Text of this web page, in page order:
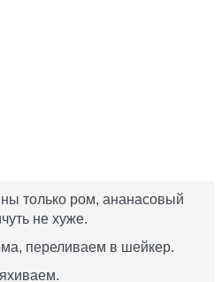
только ром, ананасовый
не хуже.
переливаем в шейкер.